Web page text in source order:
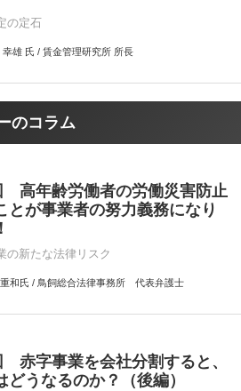
の定石
幸雄 氏 / 賃金管理研究所 所長
のコラム
高年齢労働者の労働災害防止
とが事業者の努力義務になり
の新たな法律リスク
和氏 / 鳥飼総合法律事務所 代表弁護士
赤字事業を会社分割すると、
どうなるのか？（後編）